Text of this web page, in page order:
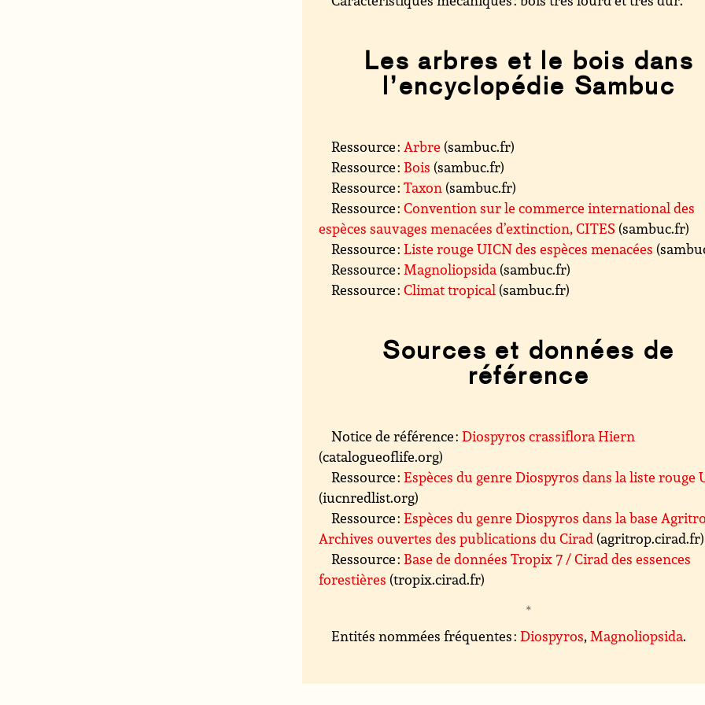
Les arbres et le bois dans
l’encyclopédie Sambuc
Ressource : Arbre (sambuc.fr)
Ressource : Bois (sambuc.fr)
Ressource :Taxon (sambuc.fr)
Ressource :Convention sur le commerce international des
espèces sauvages menacées d’extinction, CITES (sambuc.fr)
Ressource :Liste rouge UICN des espèces menacées
Ressource : Magnoliopsida (sambuc.fr)
Ressource :Climat tropical (sambuc.fr)
Sources et données de
référence
Notice de référence :Diospyros crassiflora Hiern
(catalogueoflife.org)
Ressource :Espèces du genre Diospyros dans la liste rouge
(iucnredlist.org)
Ressource :Espèces du genre Diospyros dans la base
Archives ouvertes des publications du Cirad (agritrop.cirad.fr)
Ressource : Base de données Tropix 7 / Cirad des essences
forestières (tropix.cirad.fr)
Entités nommées fréquentes :Diospyros,Magnoliopsida.